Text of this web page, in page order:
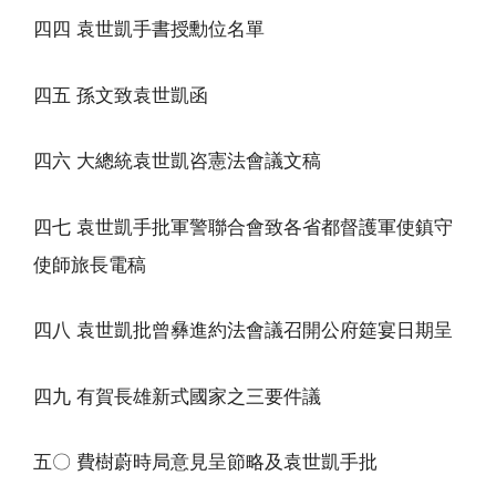
四四 袁世凱手書授勳位名單
四五 孫文致袁世凱函
四六 大總統袁世凱咨憲法會議文稿
四七 袁世凱手批軍警聯合會致各省都督護軍使鎮守
使師旅長電稿
四八 袁世凱批曾彝進約法會議召開公府筵宴日期呈
四九 有賀長雄新式國家之三要件議
五〇 費樹蔚時局意見呈節略及袁世凱手批